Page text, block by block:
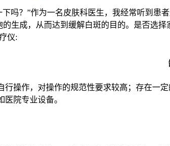
吗？”作为一名皮肤科医生，我经常听到患
生成，从而达到缓解白斑的目的。是否选
仪:
行操作，对操作的规范性要求较高；存在一
医院专业设备。